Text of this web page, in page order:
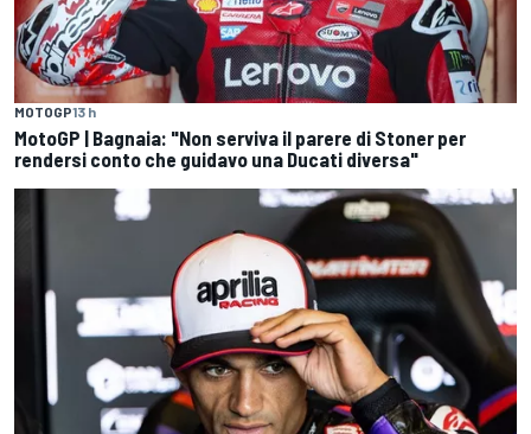
MOTOGP13 h
MotoGP | Bagnaia: "Non serviva il parere di Stoner per
rendersi conto che guidavo una Ducati diversa"